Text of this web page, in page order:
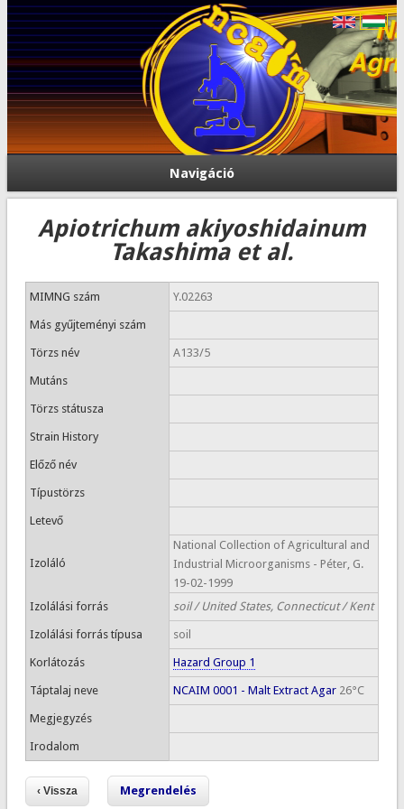
Navigáció
Apiotrichum akiyoshidainum
Takashima et al.
MIMNG szám Y.02263
Más gyűjteményi szám
Törzs név A133/5
Mutáns
Törzs státusza
Strain History
Előző név
Típustörzs
Letevő
Izoláló
National Collection of Agricultural and
Industrial Microorganisms - Péter, G.
19-02-1999
Izolálási forrás
soil / United States, Connecticut / Kent
Izolálási forrás típusa soil
Korlátozás Hazard Group 1
Táptalaj neve NCAIM 0001 - Malt Extract Agar26°C
Megjegyzés
Irodalom
Megrendelés